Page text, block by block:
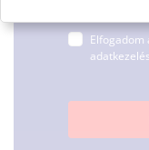
Hírlevelünkről
Elfogadom